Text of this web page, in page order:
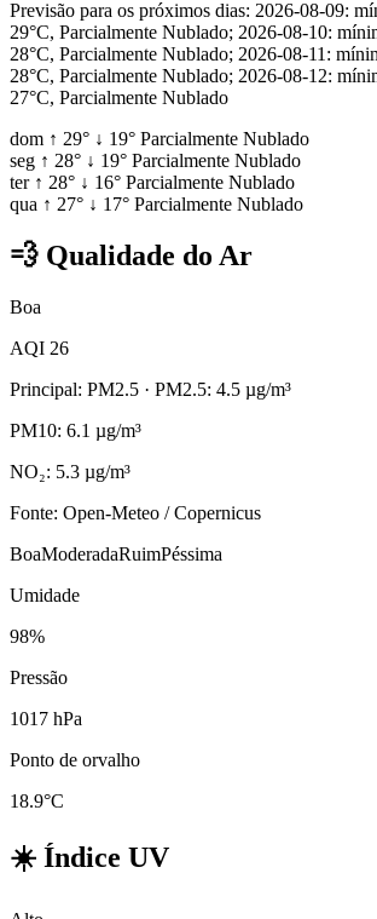
Previsão para os próximos dias: 2026-08-09:
29°C, Parcialmente Nublado; 2026-08-10:
28°C, Parcialmente Nublado; 2026-08-11:
28°C, Parcialmente Nublado; 2026-08-12:
27°C, Parcialmente Nublado
dom ↑ 29° ↓ 19° Parcialmente Nublado
seg ↑ 28° ↓ 19° Parcialmente Nublado
ter ↑ 28° ↓ 16° Parcialmente Nublado
qua ↑ 27° ↓ 17° Parcialmente Nublado
💨 Qualidade do Ar
Boa
AQI 26
Principal: PM2.5 · PM2.5: 4.5 µg/m³
PM10: 6.1 µg/m³
NO₂: 5.3 µg/m³
Fonte: Open-Meteo / Copernicus
BoaModeradaRuimPéssima
Umidade
98%
Pressão
1017 hPa
Ponto de orvalho
18.9°C
☀️ Índice UV